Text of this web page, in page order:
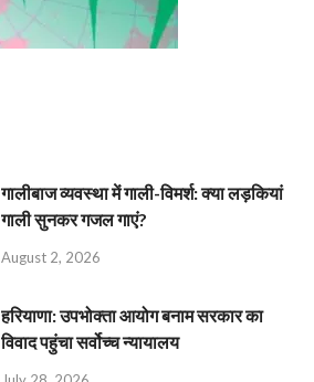
गालीबाज व्‍यवस्‍था में गाली-विमर्श: क्या लड़कियां
गाली सुनकर गजल गाएं?
August 2, 2026
हरियाणा: उपभोक्ता आयोग बनाम सरकार का
विवाद पहुंचा सर्वोच्च न्यायालय